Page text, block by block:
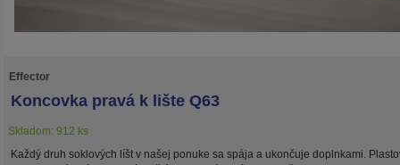
Effector
Koncovka pravá k lište Q63
Skladom: 912 ks
Každý druh soklových líšt v našej ponuke sa spája a ukončuje doplnkami.